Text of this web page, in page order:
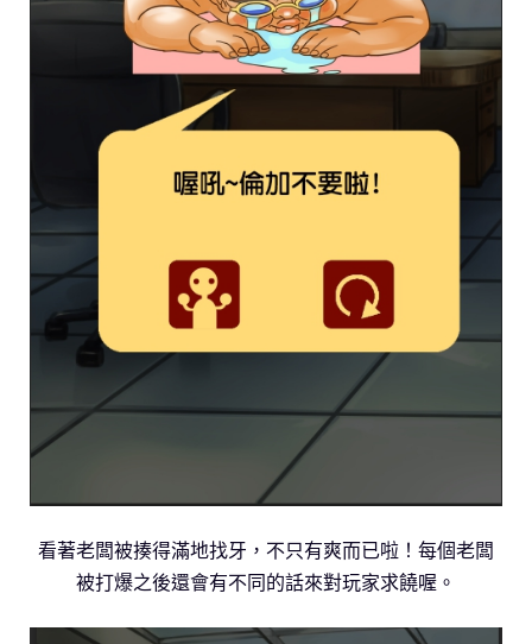
看著老闆被揍得滿地找牙，不只有爽而已啦！每個老闆
被打爆之後還會有不同的話來對玩家求饒喔。